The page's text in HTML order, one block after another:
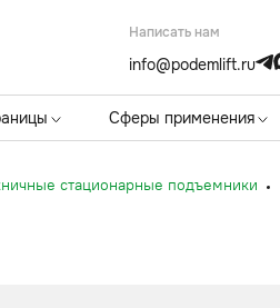
Написать нам
info@podemlift.ru
Сферы применения
стационарные подъемники